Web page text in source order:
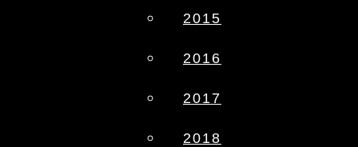
2015
2016
2017
2018